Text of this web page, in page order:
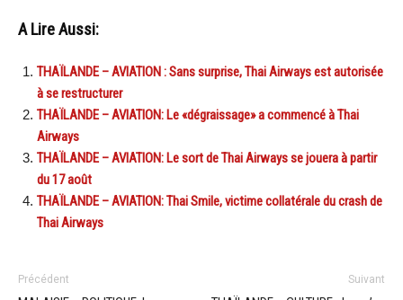
A Lire Aussi:
THAÏLANDE – AVIATION : Sans surprise, Thai Airways est autorisée
à se restructurer
THAÏLANDE – AVIATION: Le «dégraissage» a commencé à Thai
Airways
THAÏLANDE – AVIATION: Le sort de Thai Airways se jouera à partir
du 17 août
THAÏLANDE – AVIATION: Thai Smile, victime collatérale du crash de
Thai Airways
Précédent Suivant